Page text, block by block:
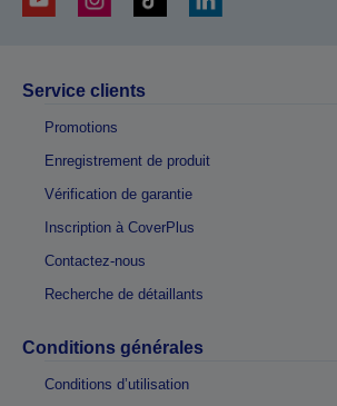
Service clients
Promotions
Enregistrement de produit
Vérification de garantie
Inscription à CoverPlus
Contactez-nous
Recherche de détaillants
Conditions générales
Conditions d’utilisation